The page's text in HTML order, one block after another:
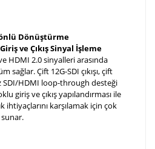
Dönüştürme
ve Çıkış Sinyal İşleme
HDMI 2.0 sinyalleri arasında
sağlar. Çift 12G-SDI çıkışı, çift
SDI/HDMI loop-through desteği
giriş ve çıkış yapılandırması ile
ihtiyaçlarını karşılamak için çok